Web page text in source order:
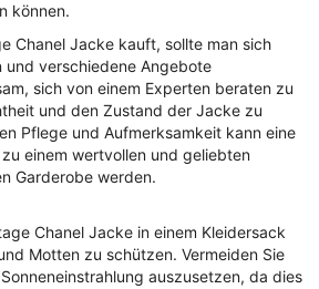
können.
Chanel Jacke kauft, sollte man sich
und verschiedene Angebote
sich von einem Experten beraten zu
und den Zustand der Jacke zu
Pflege und Aufmerksamkeit kann eine
einem wertvollen und geliebten
Garderobe werden.
Chanel Jacke in einem Kleidersack
Motten zu schützen. Vermeiden Sie
auszusetzen, da dies